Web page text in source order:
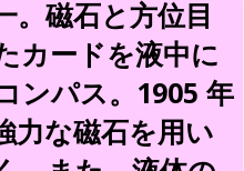
。磁石と方位目
カードを液中に
ンパス。1905 年
力な磁石を用い